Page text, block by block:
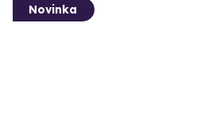
Novinka